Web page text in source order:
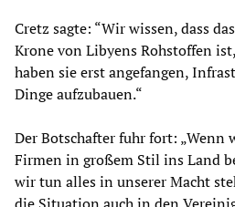
Cretz sagte: “Wir wissen, dass
Krone von Libyens Rohstoffen
haben sie erst angefangen,
Dinge aufzubauen.“
Der Botschafter fuhr fort: „Wenn
Firmen in großem Stil ins Land
wir tun alles in unserer Macht
die Situation auch in den